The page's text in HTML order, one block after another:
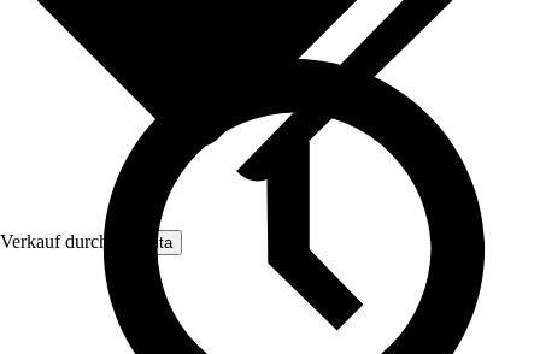
Verkauf durch: Nomita